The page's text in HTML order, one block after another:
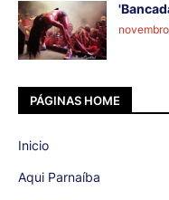
PÁGINAS HOME
Inicio
Aqui Parnaíba